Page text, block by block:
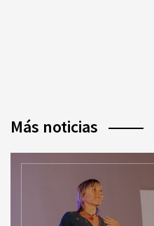
Más noticias